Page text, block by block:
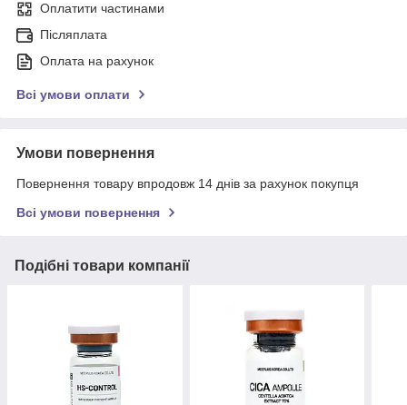
Оплатити частинами
Післяплата
Оплата на рахунок
Всі умови оплати
Умови повернення
Повернення товару впродовж 14 днів за рахунок покупця
Всі умови повернення
Подібні товари компанії